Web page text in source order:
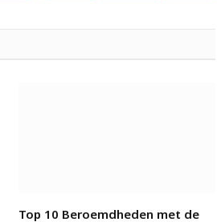
Top 10 Beroemdheden met de